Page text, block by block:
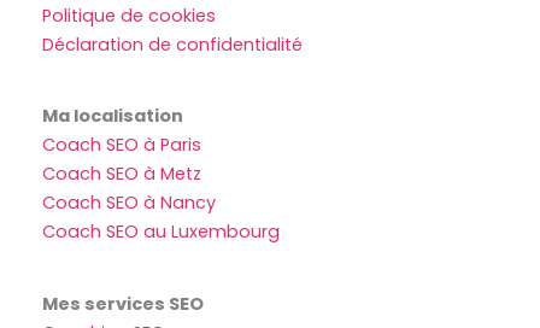
Politique de cookies
Déclaration de confidentialité
Ma localisation
Coach SEO à Paris
Coach SEO à Metz
Coach SEO à Nancy
Coach SEO au Luxembourg
Mes services SEO